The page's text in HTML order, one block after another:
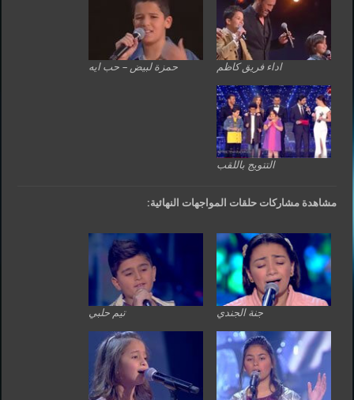
اداء فريق كاظم حمزة لبيض – حب ايه
التتويج باللقب
مشاهدة مشاركات حلقات المواجهات النهائية:
جنة الجندي تيم حلبي